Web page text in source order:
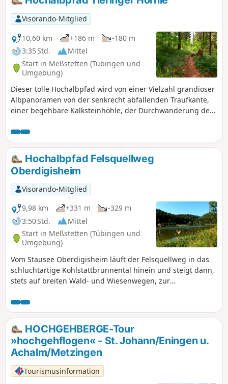
bis hin zu den Alpen erwartet.
Visorando-Mitglied
10,60 km
+186 m
-180 m
3:35 Std.
Mittel
Start in Meßstetten (Tübingen und
Umgebung)
Dieser tolle Hochalbpfad wird von einer Vielzahl grandioser
Albpanoramen von der senkrecht abfallenden Traufkante,
einer begehbare Kalksteinhöhle, der Durchwanderung des
und nicht zuletzt dem Aussichtsbalkon des Tieringer Hörnle
geprägt. Der Weg ist hervorragend beschildert und es geht
meist über schmale Waldpfade, weiche Wiesenwege und
wurzelige Steige.
Hochalbpfad Felsquellweg
Oberdigisheim
Visorando-Mitglied
9,98 km
+331 m
-329 m
3:50 Std.
Mittel
Start in Meßstetten (Tübingen und
Umgebung)
Vom Stausee Oberdigisheim läuft der Felsquellweg in das
schluchtartige Kohlstattbrunnental hinein und steigt dann,
stets auf breiten Wald- und Wiesenwegen, zur
schöne Panoramafelsen erwarten.
HOCHGEHBERGE-Tour
»hochgehflogen« - St. Johann/Eningen u.
Achalm/Metzingen
Tourismusinformation